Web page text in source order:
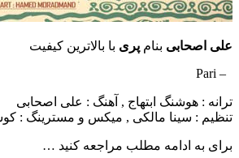
بنامپریبا بالاترین کیفیت
ابتهاج , آهنگ : علی اصحابی
مالکی , میکس و مسترینگ : کوشان حداد
ادامه مطلب مراجعه کنید …